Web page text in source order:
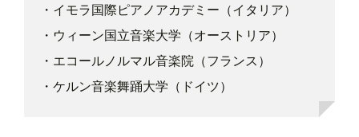
・イモラ国際ピアノアカデミー（イタリア）
・ウィーン国立音楽大学（オーストリア）
・エコールノルマル音楽院（フランス）
・ケルン音楽舞踊大学（ドイツ）